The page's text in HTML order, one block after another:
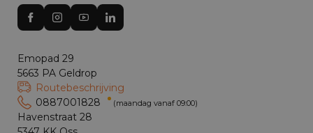
Emopad 29
5663 PA Geldrop
Routebeschrijving
0887001828
(maandag vanaf 09:00)
Havenstraat 28